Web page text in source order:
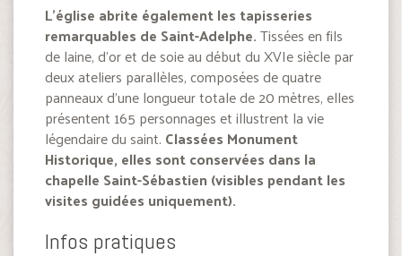
L’église abrite également les tapisseries
remarquables de Saint-Adelphe.Tissées en fils
de laine, d’or et de soie au début du XVIe siècle par
deux ateliers parallèles, composées de quatre
panneaux d’une longueur totale de 20 mètres, elles
présentent 165 personnages et illustrent la vie
légendaire du saint. Classées Monument
Historique, elles sont conservées dans la
chapelle Saint-Sébastien (visibles pendant les
visites guidées uniquement).
Infos pratiques